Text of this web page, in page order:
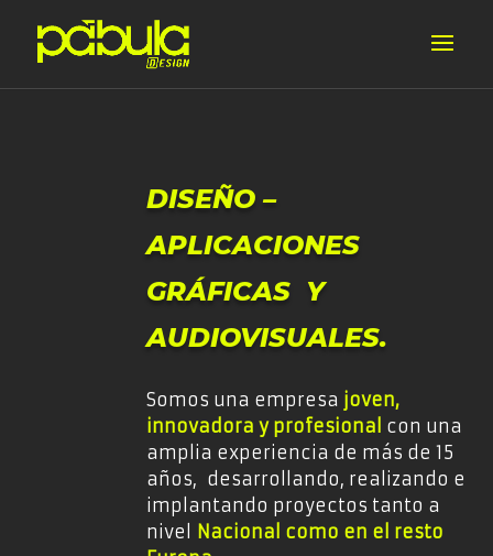
DISEÑO –
APLICACIONES
GRÁFICAS Y
AUDIOVISUALES.
Somos una empresa joven,
innovadora y profesional con una
amplia experiencia de más de 15
años, desarrollando, realizando e
implantando proyectos tanto a
nivel
Nacional como en el resto